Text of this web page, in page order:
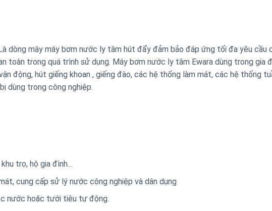
dòng máy máy bơm nước ly tâm hút đẩy đảm bảo đáp ứng tối đa yêu cầu
toàn trong quá trình sử dụng. Máy bơm nước ly tâm Ewara dùng trong gia
động, hút giếng khoan , giếng đào, các hệ thống làm mát, các hệ thống
dùng trong công nghiệp.
trọ, hộ gia đình…
cung cấp sử lý nước công nghiệp và dân dụng
nước hoặc tưới tiêu tự động.